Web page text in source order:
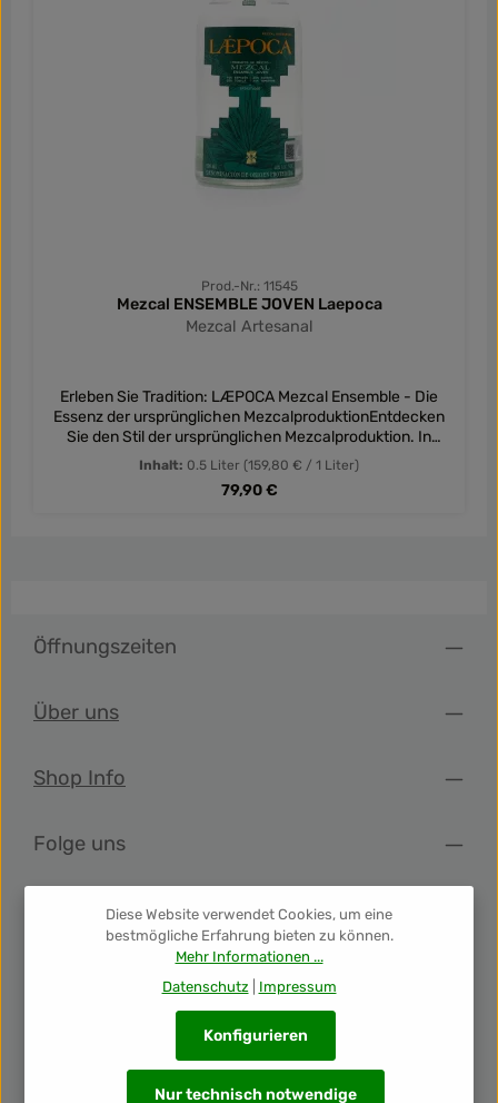
Prod.-Nr.: 11545
Mezcal ENSEMBLE JOVEN Laepoca
Mezcal Artesanal
Erleben Sie Tradition: LÆPOCA Mezcal Ensemble - Die
Essenz der ursprünglichen MezcalproduktionEntdecken
Sie den Stil der ursprünglichen Mezcalproduktion. In
Anlehnung an die traditionelle Herstellung werden
verschiedene Agavensorten harmonisch vereint, um ein
unvergleichliches Geschmackserlebnis zu bieten. Von der
waren. In früheren Jahren wurden verschiedene
Agavensorten verwendet, die reif waren, was zu
fortgeführt.Der Herstellungsprozess beginnt mit der
Anschließend werden sie zerkleinert und zur
und von Hand abgefüllt.Jeder Schluck dieses Laepoca
Ensembles Joven ist eine Entdeckungsreise durch die
Inhalt: 0.5 Liter (159,80 € / 1 Liter)
Regulärer Preis:
79,90 €
Öffnungszeiten
Über uns
Shop Info
Folge uns
Newsletter
Unsere Auszeichnungen
Diese Website verwendet Cookies, um eine
bestmögliche Erfahrung bieten zu können.
Mehr Informationen ...
Datenschutz
Impressum
Nur technisch notwendige
Konfigurieren